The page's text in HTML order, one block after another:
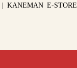
KANEMAN E-STORE